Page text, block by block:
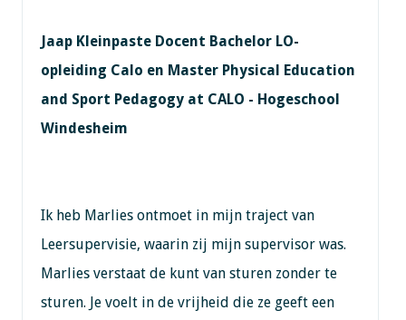
Jaap Kleinpaste Docent Bachelor LO-
opleiding Calo en Master Physical Education
and Sport Pedagogy at CALO - Hogeschool
Windesheim
Ik heb Marlies ontmoet in mijn traject van
Leersupervisie, waarin zij mijn supervisor was.
Marlies verstaat de kunt van sturen zonder te
sturen. Je voelt in de vrijheid die ze geeft een